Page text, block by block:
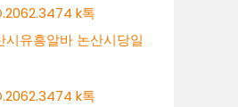
k톡
유흥알바 논산시당일
k톡